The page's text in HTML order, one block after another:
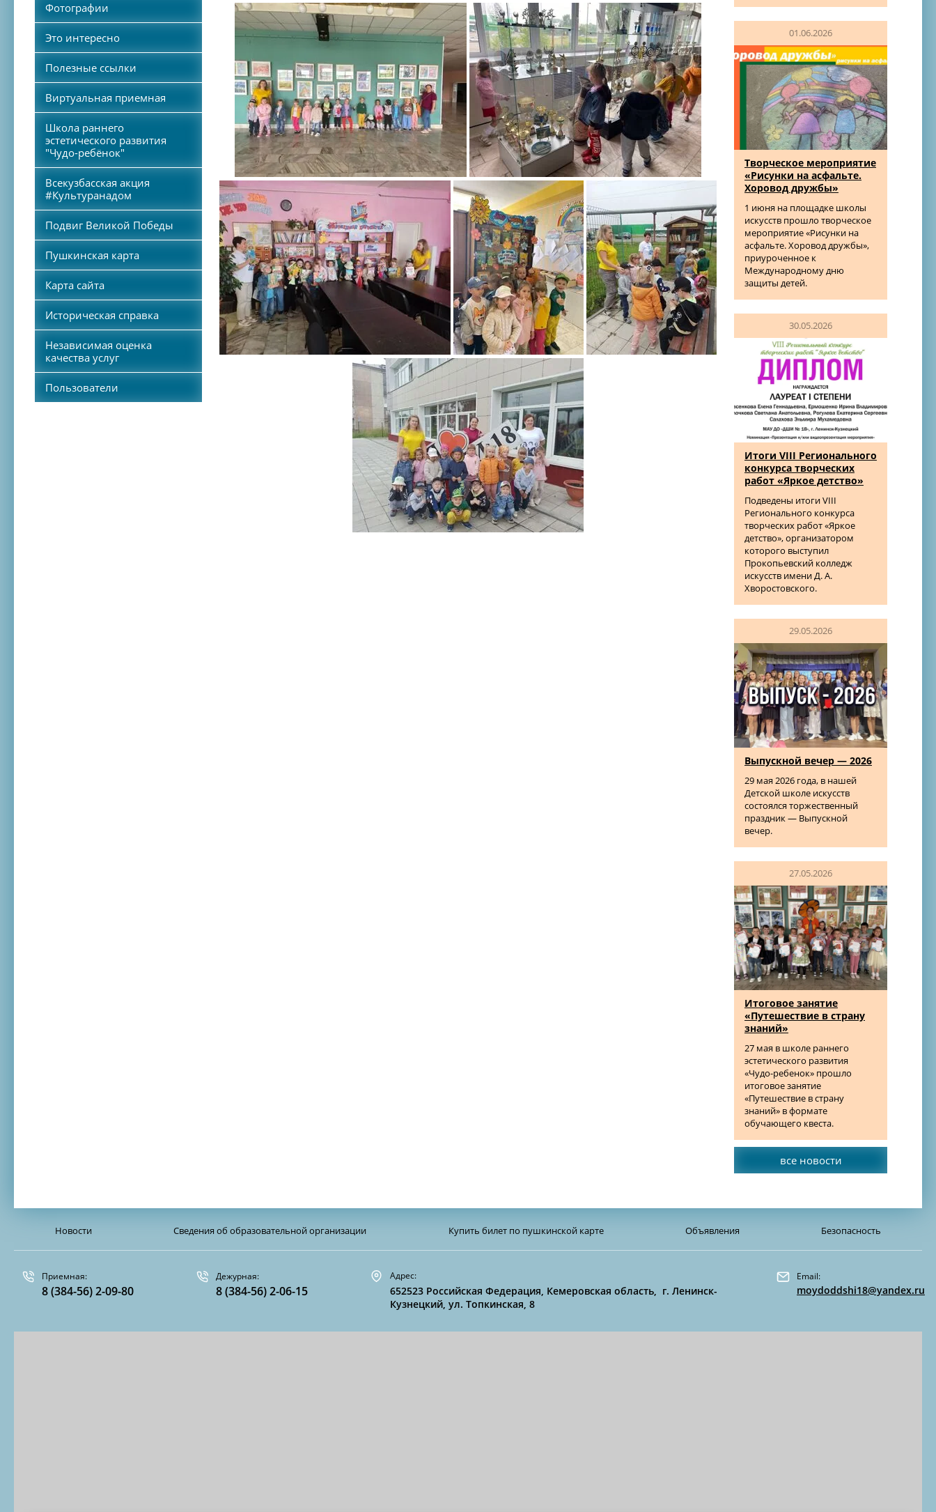
Фотографии
Это интересно
Полезные ссылки
Виртуальная приемная
Школа раннего
эстетического развития
"Чудо-ребёнок"
Всекузбасская акция
#Культуранадом
Подвиг Великой Победы
Пушкинская карта
Карта сайта
Историческая справка
Независимая оценка
качества услуг
Пользователи
01.06.2026
Творческое мероприятие
«Рисунки на асфальте.
Хоровод дружбы»
1 июня на площадке школы
искусств прошло творческое
мероприятие «Рисунки на
асфальте. Хоровод дружбы»,
приуроченное к
Международному дню
защиты детей.
30.05.2026
Итоги VIII Регионального
конкурса творческих
работ «Яркое детство»
Подведены итоги VIII
Регионального конкурса
творческих работ «Яркое
детство», организатором
которого выступил
Прокопьевский колледж
искусств имени Д. А.
Хворостовского.
29.05.2026
Выпускной вечер — 2026
29 мая 2026 года, в нашей
Детской школе искусств
состоялся торжественный
праздник — Выпускной
вечер.
27.05.2026
Итоговое занятие
«Путешествие в страну
знаний»
27 мая в школе раннего
эстетического развития
«Чудо-ребенок» прошло
итоговое занятие
«Путешествие в страну
знаний» в формате
обучающего квеста.
все новости
Новости Сведения об образовательной организации Купить билет по пушкинской карте Объявления Безопасность
Приемная:
8 (384-56) 2-09-80
Дежурная:
8 (384-56) 2-06-15
Адрес:
652523 Российская Федерация, Кемеровская область, г. Ленинск-
Кузнецкий, ул. Топкинская, 8
Email:
moydoddshi18@yandex.ru